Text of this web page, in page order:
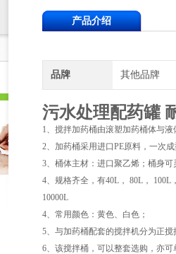
产品介绍
品牌 其他品牌
污水处理配药罐
1、搅拌加药桶由滚塑加药桶体与
2、加药桶采用进口PE原料，一次
3、桶体主材：进口聚乙烯；桶身
4、规格齐全，有40L， 80L， 100L
10000L
4、常用颜色：黄色、白色；
5、与加药桶配套的搅拌机分为正
6、该搅拌桶，可以整套选购，亦